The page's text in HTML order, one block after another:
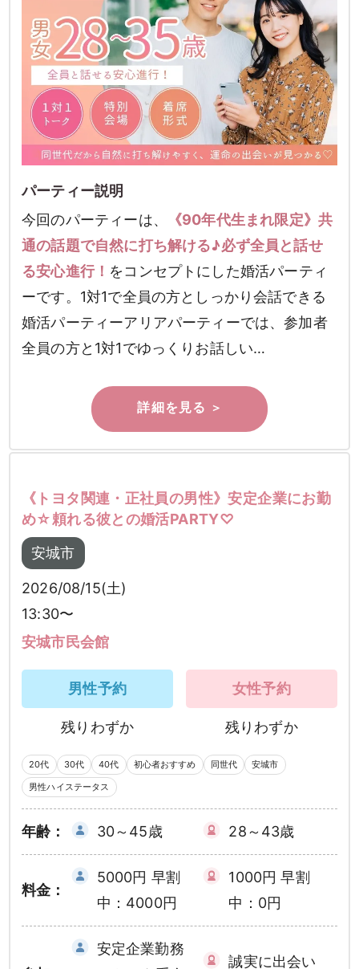
パーティー説明
今回のパーティーは、
《90年代生まれ限定》共
通の話題で自然に打ち解ける♪必ず全員と話せ
る安心進行！ をコンセプトにした婚活パーティ
ーです。1対1で全員の方としっかり会話できる
婚活パーティーアリアパーティーでは、参加者
全員の方と1対1でゆっくりお話しい…
《トヨタ関連・正社員の男性》安定企業にお勤
め☆頼れる彼との婚活PARTY♡
安城市
2026/08/15(土)
13:30〜
安城市民会館
男性予約
残りわずか
女性予約
残りわずか
20代 30代 40代 初心者おすすめ 同世代 安城市
男性ハイステータス
年齢： 30～45歳 28～43歳
料金：
5000円 早割
中：4000円
1000円 早割
中：0円
安定企業勤務
誠実に出会い